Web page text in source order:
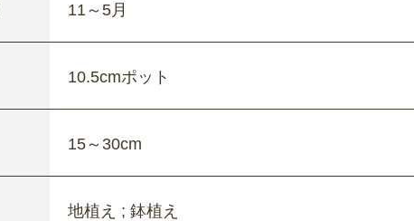
11～5月
10.5cmポット
15～30cm
地植え ; 鉢植え